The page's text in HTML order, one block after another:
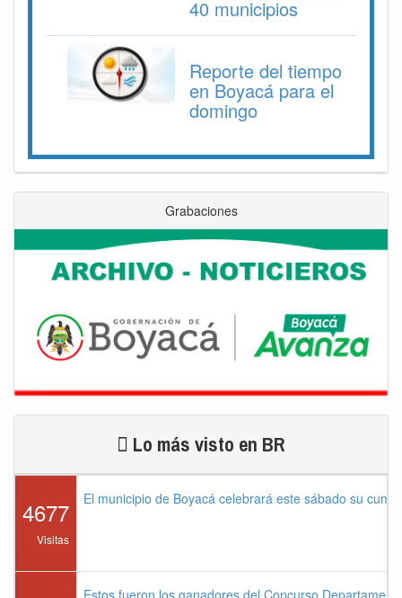
40 municipios
Reporte del tiempo
en Boyacá para el
domingo
Grabaciones
Lo más visto en BR
4677
Visitas
El municipio de Boyacá celebrará este sábado su
Estos fueron los ganadores del Concurso